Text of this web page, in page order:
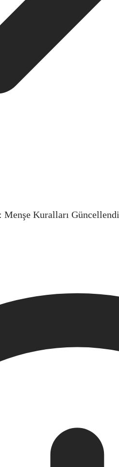
Kuralları Güncellendi